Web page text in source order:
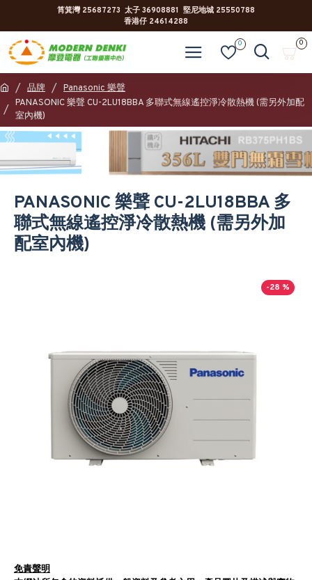
筲箕灣 25687273 太子 36908881 堅尼地城 25550788
香港仔 24614288
0 0
品牌
Panasonic 樂聲
PANASONIC 樂聲 CU-2LU18BBA 多聯式無線遙控淨冷散熱機 (需另外加配
室內機)
PANASONIC 樂聲 CU-2LU18BBA 多
聯式無線遙控淨冷散熱機 (需另外加
配室內機)
-28 %
免責聲明